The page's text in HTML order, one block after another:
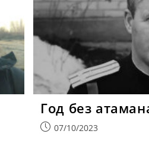
Год без
Запись07/10/2023